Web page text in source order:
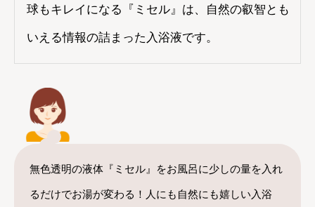
球もキレイになる『ミセル』は、自然の叡智とも
いえる情報の詰まった入浴液です。
無色透明の液体『ミセル』をお風呂に少しの量を入れ
るだけでお湯が変わる！人にも自然にも嬉しい入浴